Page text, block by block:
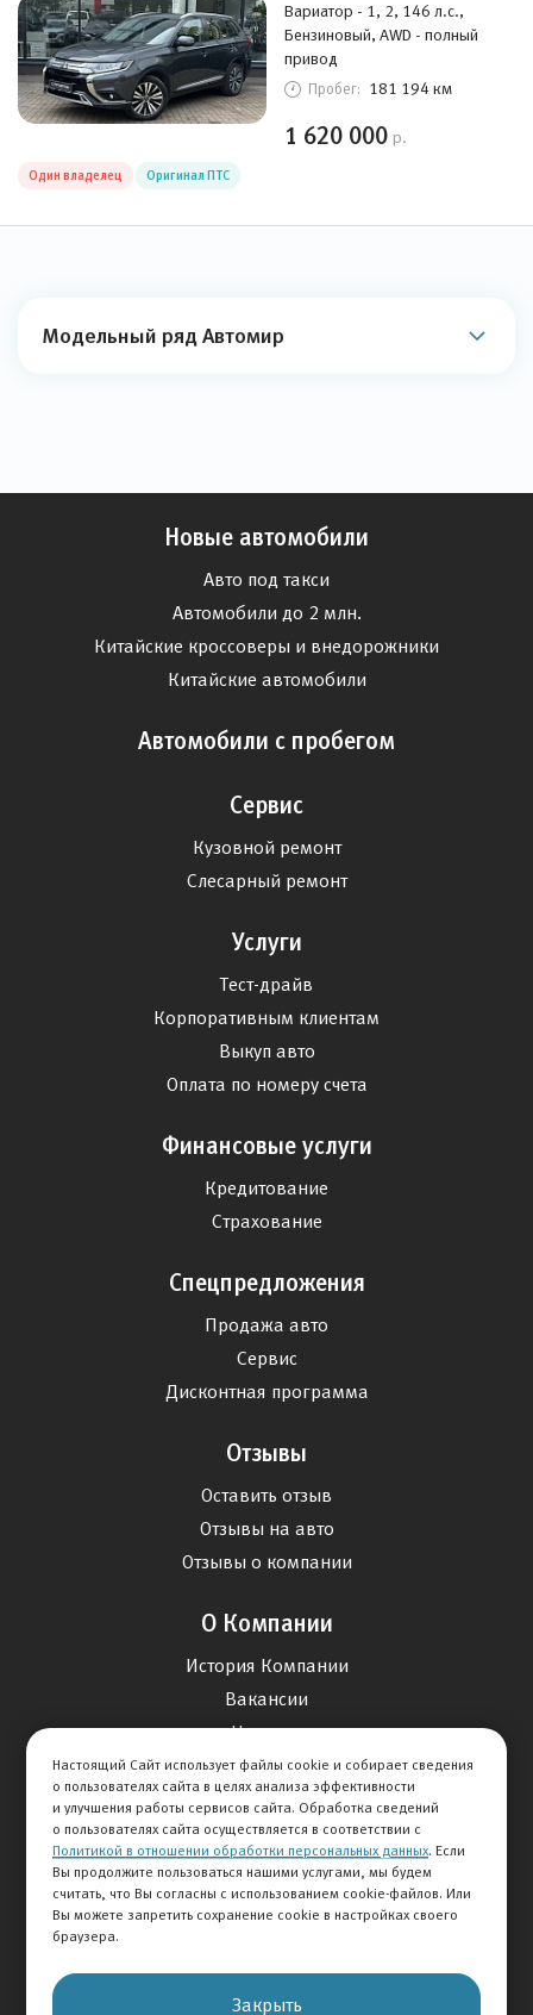
Вариатор - 1, 2, 146 л.с.,
Бензиновый, AWD - полный
привод
Пробег: 181 194 км
1 620 000 р.
Один владелец Оригинал ПТС
Модельный ряд Автомир
Новые автомобили
Авто под такси
Автомобили до 2 млн.
Китайские кроссоверы и внедорожники
Китайские автомобили
Автомобили с пробегом
Сервис
Кузовной ремонт
Слесарный ремонт
Услуги
Тест-драйв
Корпоративным клиентам
Выкуп авто
Оплата по номеру счета
Финансовые услуги
Кредитование
Страхование
Спецпредложения
Продажа авто
Сервис
Дисконтная программа
Отзывы
Оставить отзыв
Отзывы на авто
Отзывы о компании
О Компании
История Компании
Вакансии
Новости
Карта сайта
Контакты
+7 495 292-60-60
Настоящий Сайт использует файлы cookie и собирает сведения
о пользователях сайта в целях анализа эффективности
и улучшения работы сервисов сайта. Обработка сведений
о пользователях сайта осуществляется в соответствии с
Политикой в отношении обработки персональных данных. Если
Вы продолжите пользоваться нашими услугами, мы будем
считать, что Вы согласны с использованием cookie-файлов. Или
Вы можете запретить сохранение cookie в настройках своего
браузера.
Закрыть